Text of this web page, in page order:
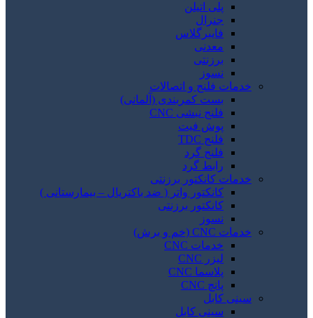
پلی اتیلن
جنرال
فایبرگلاس
معدنی
برزنتی
نسوز
خدمات فلنج و اتصالات
بست کمربندی (آلمانی)
فلنج نبشی CNC
پوش فیت
فلنج TDC
فلنج گرد
رابط گرد
خدمات کانکتور برزنتی
کانکتور واتر ( ضد باکتریال – بیمارستانی )
کانکتور برزنتی
نسوز
خدمات CNC (خم و برش)
خدمات CNC
لیزر CNC
پلاسما CNC
پانچ CNC
سینی کابل
سینی کابل